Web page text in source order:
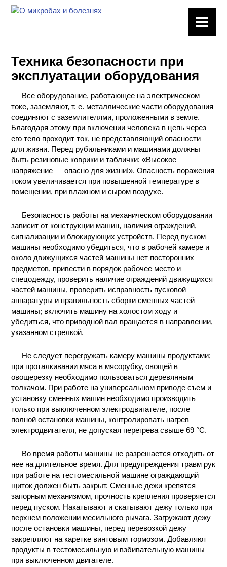
ХИМИЧЕСКАЯ
ПОСУДА
ВРЕДНЫЕ
ФАКТОРЫ
МЕТОДЫ
ПРАКТИЧЕСКОЙ
ХИМИИ
ХИМИЯ НА
ПРОИЗВОДСТВЕ
ТЕХНОЛОГИЯ
КОНТАКТЫ
Техника безопасности при
эксплуатации оборудования
Все оборудование, работающее на электрическом
токе, заземляют, т. е. металлические части оборудования
соединяют с заземлителями, проложенными в земле.
Благодаря этому при включении человека в цепь через
его тело проходит ток, не представляющий опасности
для жизни. Перед рубильниками и машинами должны
быть резиновые коврики и таблички: «Высокое
напряжение — опасно для жизни!». Опасность поражения
током увеличивается при повышенной температуре в
помещении, при влажном и сыром воздухе.
Безопасность работы на механическом оборудовании
зависит от конструкции машин, наличия ограждений,
сигнализации и блокирующих устройств. Перед пуском
машины необходимо убедиться, что в рабочей камере и
около движущихся частей машины нет посторонних
предметов, привести в порядок рабочее место и
спецодежду, проверить наличие ограждений движущихся
частей машины, проверить исправность пусковой
аппаратуры и правильность сборки сменных частей
машины; включить машину на холостом ходу и
убедиться, что приводной вал вращается в направлении,
указанном стрелкой.
Не следует перегружать камеру машины продуктами;
при проталкивании мяса в мясорубку, овощей в
овощерезку необходимо пользоваться деревянным
толкачом. При работе на универсальном приводе съем и
установку сменных машин необходимо производить
только при выключенном электродвигателе, после
полной остановки машины, контролировать нагрев
электродвигателя, не допуская перегрева свыше 69 °С.
Во время работы машины не разрешается отходить от
нее на длительное время. Для предупреждения травм рук
при работе на тестомесильной машине ограждающий
щиток должен быть закрыт. Сменные дежи крепятся
запорным механизмом, прочность крепления проверяется
перед пуском. Накатывают и скатывают дежу только при
верхнем положении месильного рычага. Загружают дежу
после остановки машины, перед перевозкой дежу
закрепляют на каретке винтовым тормозом. Добавляют
продукты в тестомесильную и взбивательную машины
при выключенном двигателе.